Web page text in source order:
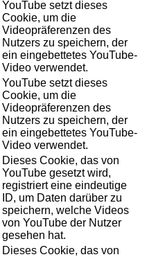
YouTube setzt dieses
Cookie, um die
Videopräferenzen des
Nutzers zu speichern, der
ein eingebettetes YouTube-
Video verwendet.
YouTube setzt dieses
Cookie, um die
Videopräferenzen des
Nutzers zu speichern, der
ein eingebettetes YouTube-
Video verwendet.
Dieses Cookie, das von
YouTube gesetzt wird,
registriert eine eindeutige
ID, um Daten darüber zu
speichern, welche Videos
von YouTube der Nutzer
gesehen hat.
Dieses Cookie, das von